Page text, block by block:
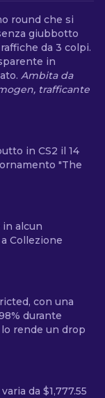
round che si
giubbotto
da 3 colpi.
in
Ambita da
trafficante
in CS2 il 14
"The
in alcun
Collezione
con una
durante
rende un drop
da $1,777.55